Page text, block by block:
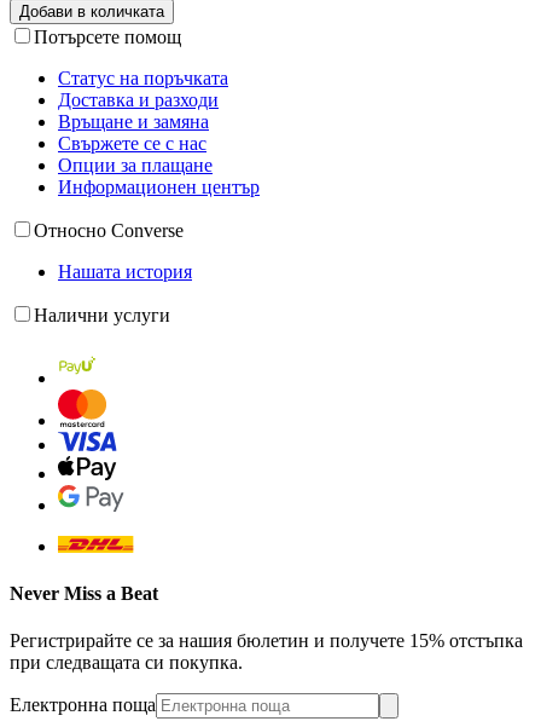
Добави в количката
Потърсете помощ
Статус на поръчката
Доставка и разходи
Връщане и замяна
Свържете се с нас
Опции за плащане
Информационен център
Относно Converse
Нашата история
Налични услуги
Never Miss a Beat
Регистрирайте се за нашия бюлетин и получете 15% отстъпка
при следващата си покупка.
Електронна поща